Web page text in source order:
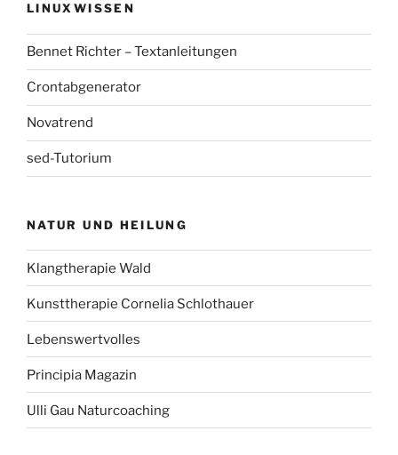
LINUXWISSEN
Bennet Richter – Textanleitungen
Crontabgenerator
Novatrend
sed-Tutorium
NATUR UND HEILUNG
Klangtherapie Wald
Kunsttherapie Cornelia Schlothauer
Lebenswertvolles
Principia Magazin
Ulli Gau Naturcoaching